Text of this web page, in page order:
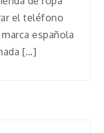
el teléfono
española
[…]